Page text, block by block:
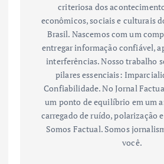
criteriosa dos
econômicos, sociais e culturais
Brasil. Nascemos com um
entregar informação confiável,
interferências. Nosso trabalho
pilares essenciais:
Confiabilidade. No Jornal
um ponto de equilíbrio em um
carregado de ruído, polarização
Somos Factual. Somos
você.